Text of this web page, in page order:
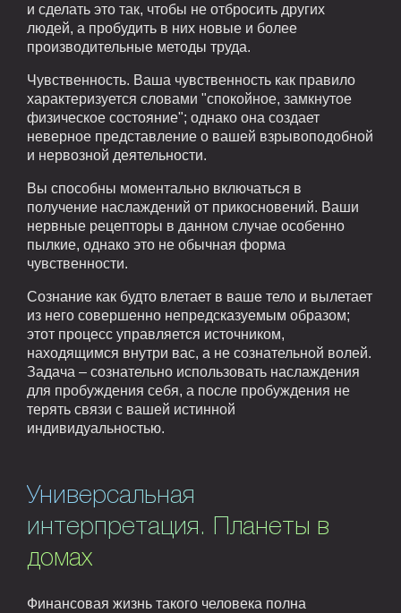
и сделать это так, чтобы не отбросить других
людей, а пробудить в них новые и более
производительные методы труда.
Чувственность. Ваша чувственность как правило
характеризуется словами "спокойное, замкнутое
физическое состояние"; однако она создает
неверное представление о вашей взрывоподобной
и нервозной деятельности.
Вы способны моментально включаться в
получение наслаждений от прикосновений. Ваши
нервные рецепторы в данном случае особенно
пылкие, однако это не обычная форма
чувственности.
Сознание как будто влетает в ваше тело и вылетает
из него совершенно непредсказуемым образом;
этот процесс управляется источником,
находящимся внутри вас, а не сознательной волей.
Задача – сознательно использовать наслаждения
для пробуждения себя, а после пробуждения не
терять связи с вашей истинной
индивидуальностью.
Универсальная
интерпретация. Планеты в
домах
Финансовая жизнь такого человека полна